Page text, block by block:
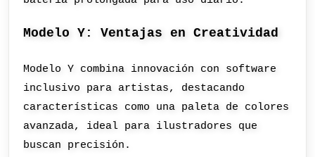
Modelo Y: Ventajas en Creatividad
Modelo Y combina innovación con software
inclusivo para artistas, destacando
características como una paleta de colores
avanzada, ideal para ilustradores que
buscan precisión.